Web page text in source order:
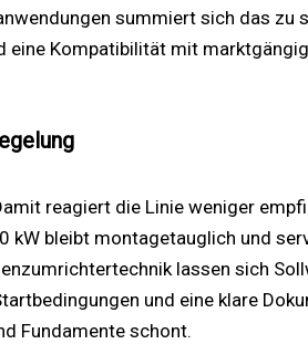
summiert sich das zu
eine Kompatibilität mit
reagiert die Linie weniger
kW bleibt montagetauglich und
lassen sich
und eine klare
Fundamente schont.